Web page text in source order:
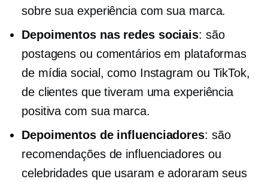
sobre sua experiência com sua marca.
Depoimentos nas redes sociais: são
postagens ou comentários em plataformas
de mídia social, como Instagram ou TikTok,
de clientes que tiveram uma experiência
positiva com sua marca.
Depoimentos de influenciadores: são
recomendações de influenciadores ou
celebridades que usaram e adoraram seus